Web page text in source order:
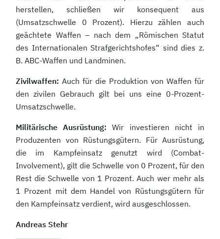
herstellen, schließen wir konsequent aus
(Umsatzschwelle 0 Prozent). Hierzu zählen auch
geächtete Waffen – nach dem „Römischen Statut
des Internationalen Strafgerichtshofes“ sind dies z.
B. ABC-Waffen und Landminen.
Zivilwaffen: Auch für die Produktion von Waffen für
den zivilen Gebrauch gilt bei uns eine 0-Prozent-
Umsatzschwelle.
Militärische Ausrüstung: Wir investieren nicht in
Produzenten von Rüstungsgütern. Für Ausrüstung,
die im Kampfeinsatz genutzt wird (Combat-
Involvement), gilt die Schwelle von 0 Prozent, für den
Rest die Schwelle von 1 Prozent. Auch wer mehr als
1 Prozent mit dem Handel von Rüstungsgütern für
den Kampfeinsatz verdient, wird ausgeschlossen.
Andreas Stehr